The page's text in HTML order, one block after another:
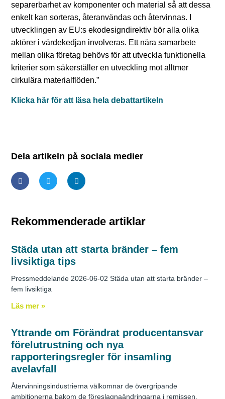
separerbarhet av komponenter och material så att dessa
enkelt kan sorteras, återanvändas och återvinnas. I
utvecklingen av EU:s ekodesigndirektiv bör alla olika
aktörer i värdekedjan involveras. Ett nära samarbete
mellan olika företag behövs för att utveckla funktionella
kriterier som säkerställer en utveckling mot alltmer
cirkulära materialflöden.”
Klicka här för att läsa hela debattartikeln
Dela artikeln på sociala medier
Rekommenderade artiklar
Städa utan att starta bränder – fem
livsiktiga tips
Pressmeddelande 2026-06-02 Städa utan att starta bränder –
fem livsiktiga
Läs mer »
Yttrande om Förändrat producentansvar
förelutrustning och nya
rapporteringsregler för insamling
avelavfall
Återvinningsindustrierna välkomnar de övergripande
ambitionerna bakom de föreslagnaändringarna i remissen,